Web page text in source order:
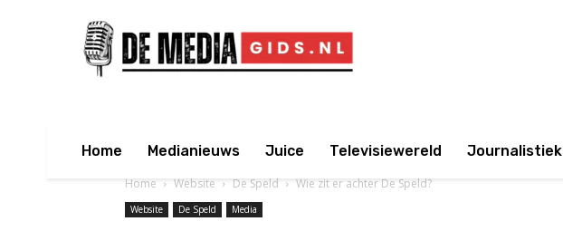
Home Medianieuws Juice Televisiewereld Journalistiek
Home Website De Speld Wie zit er achter De Speld?
Website De Speld Media